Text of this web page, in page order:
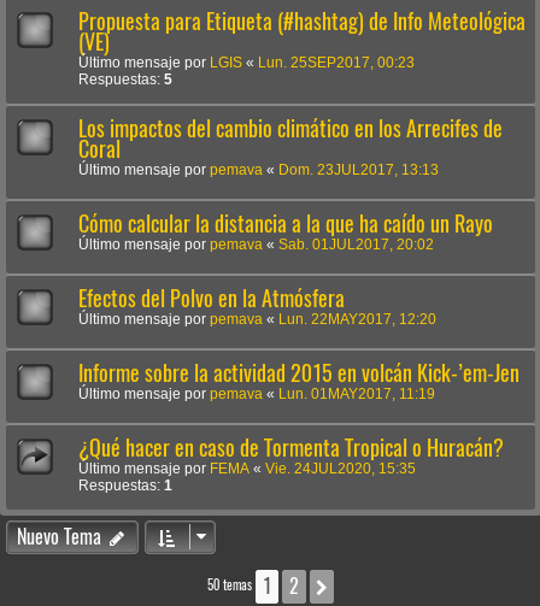
Propuesta para Etiqueta (#hashtag) de Info Meteológica
(VE)
Último mensaje por LGIS «
Lun. 25SEP2017, 00:23
Respuestas: 5
Los impactos del cambio climático en los Arrecifes de
Coral
Último mensaje por pemava « Dom. 23JUL2017, 13:13
Cómo calcular la distancia a la que ha caído un Rayo
Último mensaje por pemava « Sab. 01JUL2017, 20:02
Efectos del Polvo en la Atmósfera
Último mensaje por pemava « Lun. 22MAY2017, 12:20
Informe sobre la actividad 2015 en volcán Kick-’em-Jen
Último mensaje por pemava « Lun. 01MAY2017, 11:19
¿Qué hacer en caso de Tormenta Tropical o Huracán?
Último mensaje por FEMA « Vie. 24JUL2020, 15:35
Respuestas: 1
Nuevo Tema
50 temas 1 2